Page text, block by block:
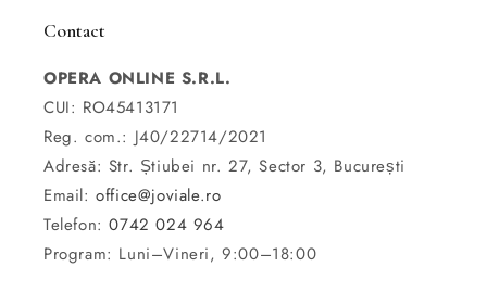
Contact
OPERA ONLINE S.R.L.
CUI: RO45413171
Reg. com.: J40/22714/2021
Adresă: Str. Știubei nr. 27, Sector 3, București
Email:office@joviale.ro
Telefon:0742 024 964
Program: Luni–Vineri, 9:00–18:00